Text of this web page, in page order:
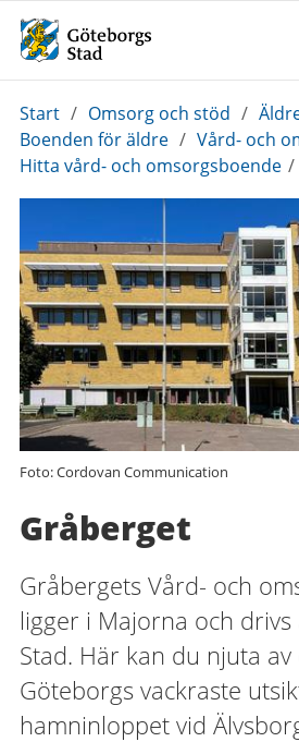
Du
är
här:
Start / Omsorg och stöd /
Boenden för äldre / Vård- och
Hitta vård- och omsorgsboende /
Foto: Cordovan Communication
Gråberget
Gråbergets Vård- och
ligger i Majorna och
Stad. Här kan du njuta av
Göteborgs vackraste
hamninloppet vid